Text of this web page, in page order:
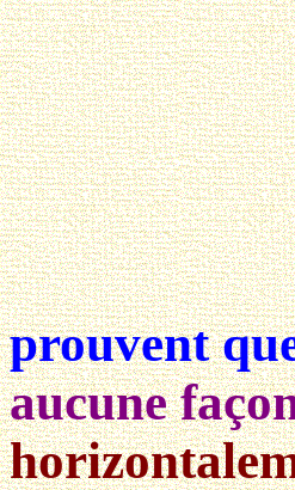
prouvent
aucune